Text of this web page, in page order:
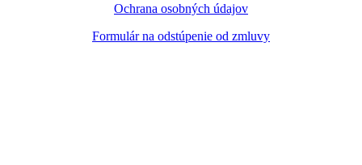
Ochrana osobných údajov
Formulár na odstúpenie od zmluvy